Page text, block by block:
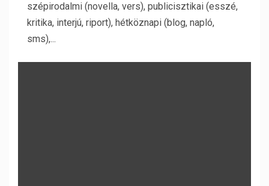
szépirodalmi (novella, vers), publicisztikai (esszé,
kritika, interjú, riport), hétköznapi (blog, napló,
sms),...